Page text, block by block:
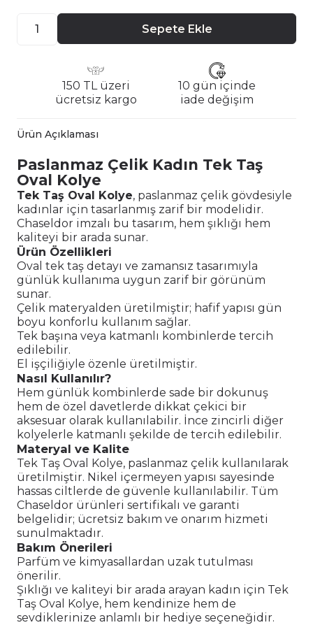
Sepete Ekle
150 TL üzeri
ücretsiz kargo
10 gün içinde
iade değişim
Ürün Açıklaması
Paslanmaz Çelik Kadın Tek Taş
Oval Kolye
Tek Taş Oval Kolye, paslanmaz çelik gövdesiyle
kadınlar için tasarlanmış zarif bir modelidir.
Chaseldor imzalı bu tasarım, hem şıklığı hem
kaliteyi bir arada sunar.
Ürün Özellikleri
Oval tek taş detayı ve zamansız tasarımıyla
günlük kullanıma uygun zarif bir görünüm
sunar.
Çelik materyalden üretilmiştir; hafif yapısı gün
boyu konforlu kullanım sağlar.
Tek başına veya katmanlı kombinlerde tercih
edilebilir.
El işçiliğiyle özenle üretilmiştir.
Nasıl Kullanılır?
Hem günlük kombinlerde sade bir dokunuş
hem de özel davetlerde dikkat çekici bir
aksesuar olarak kullanılabilir. İnce zincirli diğer
kolyelerle katmanlı şekilde de tercih edilebilir.
Materyal ve Kalite
Tek Taş Oval Kolye, paslanmaz çelik kullanılarak
üretilmiştir. Nikel içermeyen yapısı sayesinde
hassas ciltlerde de güvenle kullanılabilir. Tüm
Chaseldor ürünleri sertifikalı ve garanti
belgelidir; ücretsiz bakım ve onarım hizmeti
sunulmaktadır.
Bakım Önerileri
Parfüm ve kimyasallardan uzak tutulması
önerilir.
Şıklığı ve kaliteyi bir arada arayan kadın için Tek
Taş Oval Kolye, hem kendinize hem de
sevdiklerinize anlamlı bir hediye seçeneğidir.